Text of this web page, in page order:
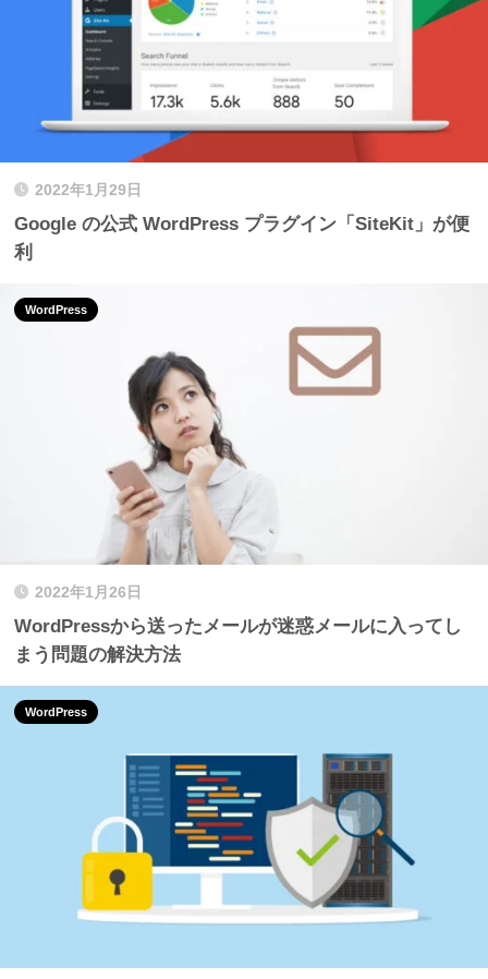
2022年1月29日
Google の公式 WordPress プラグイン「SiteKit」が便
利
2022年1月26日
WordPressから送ったメールが迷惑メールに入ってし
まう問題の解決方法
WordPress
WordPress